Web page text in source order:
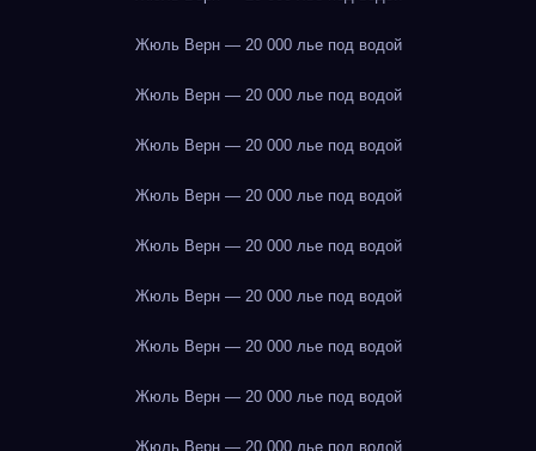
Жюль Верн — 20 000 лье под водой
Жюль Верн — 20 000 лье под водой
Жюль Верн — 20 000 лье под водой
Жюль Верн — 20 000 лье под водой
Жюль Верн — 20 000 лье под водой
Жюль Верн — 20 000 лье под водой
Жюль Верн — 20 000 лье под водой
Жюль Верн — 20 000 лье под водой
Жюль Верн — 20 000 лье под водой